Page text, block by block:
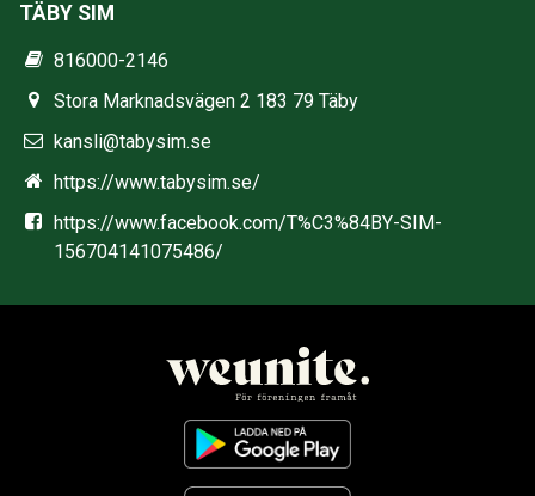
TÄBY SIM
816000-2146
Stora Marknadsvägen 2 183 79 Täby
kansli@tabysim.se
https://www.tabysim.se/
https://www.facebook.com/T%C3%84BY-SIM-
156704141075486/